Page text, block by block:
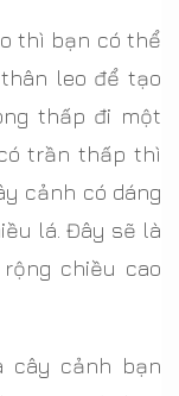
thì bạn có thể
leo để tạo
thấp đi một
trần thấp thì
cảnh có dáng
lá. Đây sẽ là
chiều cao
cây cảnh bạn